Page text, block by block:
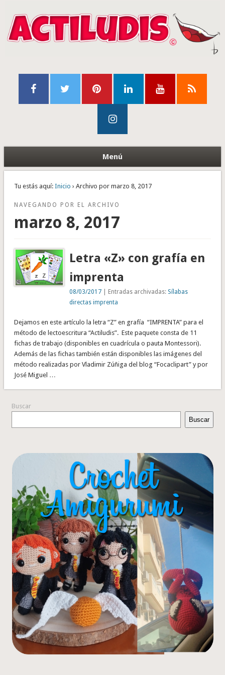
Menú
Tu estás aquí: Inicio › Archivo por marzo 8, 2017
NAVEGANDO POR EL ARCHIVO
marzo 8, 2017
Letra «Z» con grafía en
imprenta
08/03/2017 | Entradas archivadas: Sílabas
directas imprenta
Dejamos en este artículo la letra “Z” en grafía “IMPRENTA” para el
método de lectoescritura “Actiludis”. Este paquete consta de 11
fichas de trabajo (disponibles en cuadrícula o pauta Montessori).
Además de las fichas también están disponibles las imágenes del
método realizadas por Vladimir Zúñiga del blog “Focaclipart” y por
José Miguel …
Buscar
Buscar